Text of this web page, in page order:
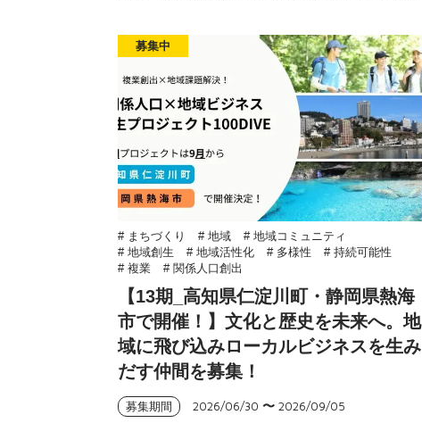
募集中
# まちづくり # 地域
# 地域コミュニティ
# 地域創生
# 地域活性化 # 多様性
# 持続可能性
# 複業
# 関係人口創出
【13期_高知県仁淀川町・静岡県熱海
市で開催！】文化と歴史を未来へ。地
域に飛び込みローカルビジネスを生み
だす仲間を募集！
募集期間 2026/06/30 〜 2026/09/05